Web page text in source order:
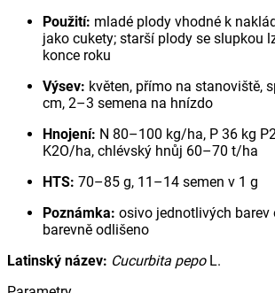
Použití: mladé plody vhodné k
jako cukety; starší plody se slupkou
konce roku
Výsev: květen, přímo na stanoviště,
cm, 2–3 semena na hnízdo
Hnojení: N 80–100 kg/ha, P 36 kg
K2O/ha, chlévský hnůj 60–70 t/ha
HTS: 70–85 g, 11–14 semen v 1 g
Poznámka: osivo jednotlivých barev
barevně odlišeno
Latinský název: Cucurbita pepoL.